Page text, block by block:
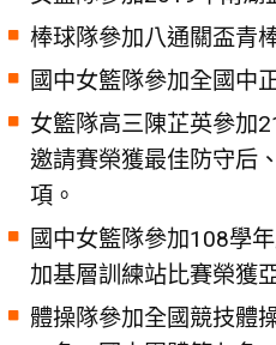
棒球隊參加八通關盃青
國中女籃隊參加全國中
女籃隊高三陳芷英參加
邀請賽榮獲最佳防守后
項。
國中女籃隊參加108學
加基層訓練站比賽榮獲
體操隊參加全國競技體